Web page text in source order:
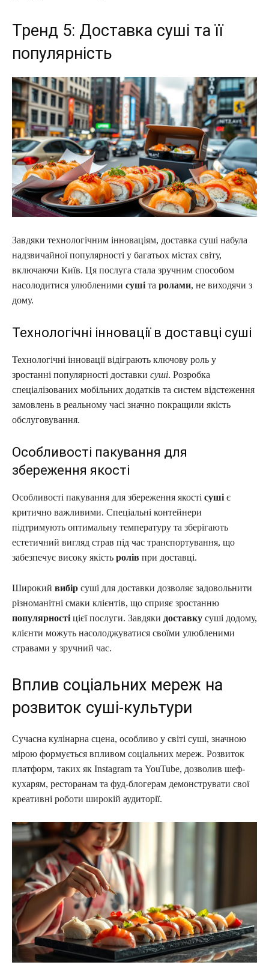
Тренд 5: Доставка суші та її
популярність
Завдяки технологічним інноваціям, доставка суші набула
надзвичайної популярності у багатьох містах світу,
включаючи Київ. Ця послуга стала зручним способом
насолодитися улюбленими суші та ролами, не виходячи з
дому.
Технологічні інновації в доставці суші
Технологічні інновації відіграють ключову роль у
зростанні популярності доставки суші. Розробка
спеціалізованих мобільних додатків та систем відстеження
замовлень в реальному часі значно покращили якість
обслуговування.
Особливості пакування для
збереження якості
Особливості пакування для збереження якості суші є
критично важливими. Спеціальні контейнери
підтримують оптимальну температуру та зберігають
естетичний вигляд страв під час транспортування, що
забезпечує високу якість ролів при доставці.
Широкий вибір суші для доставки дозволяє задовольнити
різноманітні смаки клієнтів, що сприяє зростанню
популярності цієї послуги. Завдяки доставку суші додому,
клієнти можуть насолоджуватися своїми улюбленими
стравами у зручний час.
Вплив соціальних мереж на
розвиток суші-культури
Сучасна кулінарна сцена, особливо у світі суші, значною
мірою формується впливом соціальних мереж. Розвиток
платформ, таких як Instagram та YouTube, дозволив шеф-
кухарям, ресторанам та фуд-блогерам демонструвати свої
креативні роботи широкій аудиторії.